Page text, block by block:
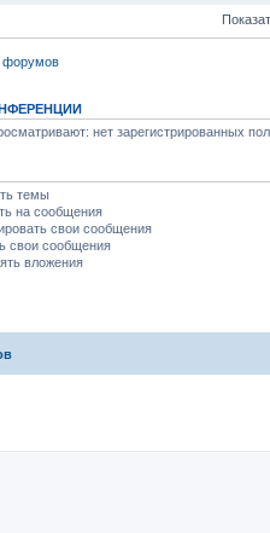
форумов
нет зарегистрированных
темы
на сообщения
свои сообщения
свои сообщения
вложения